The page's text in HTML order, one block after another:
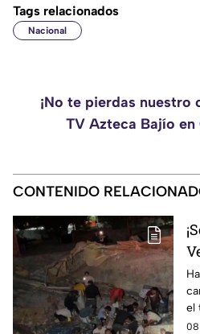
Tags relacionados
Nacional
¡No te pierdas nuestro
TV Azteca Bajío en
CONTENIDO
el
08